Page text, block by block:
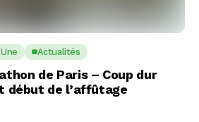
Actualités
de Paris – Coup dur
début de l’affûtage